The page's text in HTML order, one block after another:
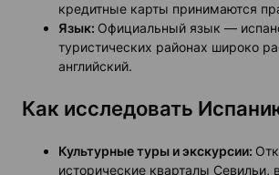
кредитные карты принимаются
Язык: Официальный язык —
туристических районах широко
английский.
Как исследовать
Культурные туры и экскурсии:
исторические кварталы Севильи,